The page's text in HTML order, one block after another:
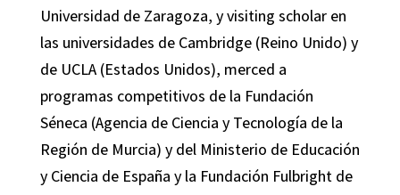
Universidad de Zaragoza, y visiting scholar en
las universidades de Cambridge (Reino Unido) y
de UCLA (Estados Unidos), merced a
programas competitivos de la Fundación
Séneca (Agencia de Ciencia y Tecnología de la
Región de Murcia) y del Ministerio de Educación
y Ciencia de España y la Fundación Fulbright de